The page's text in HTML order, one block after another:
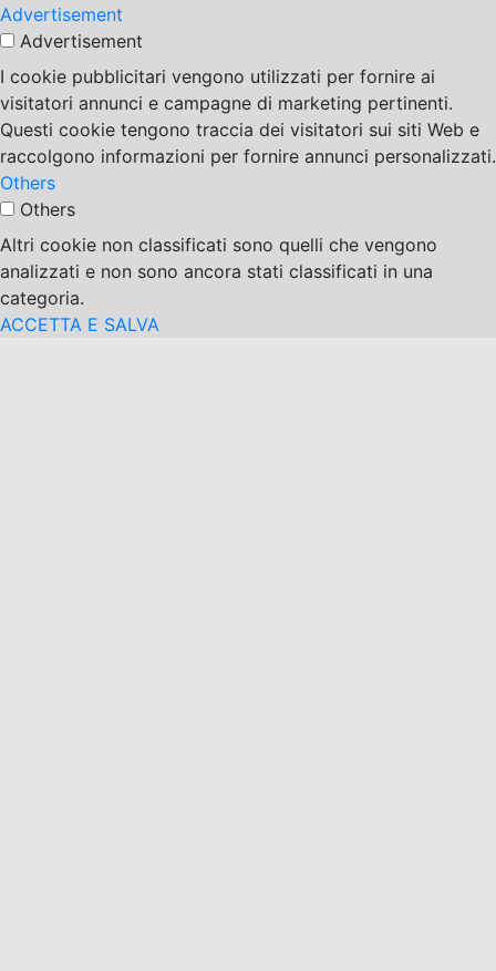
Advertisement
Advertisement
I cookie pubblicitari vengono utilizzati per fornire ai
visitatori annunci e campagne di marketing pertinenti.
Questi cookie tengono traccia dei visitatori sui siti Web e
raccolgono informazioni per fornire annunci personalizzati.
Others
Others
Altri cookie non classificati sono quelli che vengono
analizzati e non sono ancora stati classificati in una
categoria.
ACCETTA E SALVA